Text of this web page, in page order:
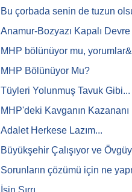
Bu çorbada senin de tuzun
Anamur-Bozyazı Kapalı
MHP bölünüyor mu,
MHP Bölünüyor Mu?
Tüyleri Yolunmuş Tavuk Gibi...
MHP'deki Kavganın
Adalet Herkese Lazım...
Büyükşehir Çalışıyor ve
Sorunların çözümü için ne
İşin Sırrı